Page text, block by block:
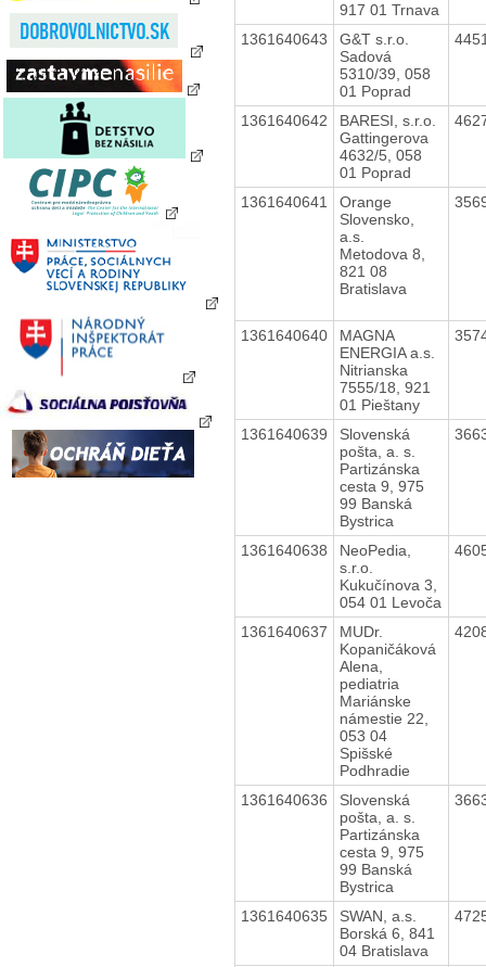
917 01 Trnava
1361640643
G&T s.r.o.
Sadová
5310/39, 058
01 Poprad
1361640642
BARESI, s.r.o.
Gattingerova
4632/5, 058
01 Poprad
1361640641
Orange
Slovensko,
a.s.
Metodova 8,
821 08
Bratislava
1361640640
MAGNA
ENERGIA a.s.
Nitrianska
7555/18, 921
01 Pieštany
1361640639
Slovenská
pošta, a. s.
Partizánska
cesta 9, 975
99 Banská
Bystrica
1361640638
NeoPedia,
s.r.o.
Kukučínova 3,
054 01 Levoča
1361640637
MUDr.
Kopaničáková
Alena,
pediatria
Mariánske
námestie 22,
053 04
Spišské
Podhradie
1361640636
Slovenská
pošta, a. s.
Partizánska
cesta 9, 975
99 Banská
Bystrica
1361640635
SWAN, a.s.
Borská 6, 841
04 Bratislava